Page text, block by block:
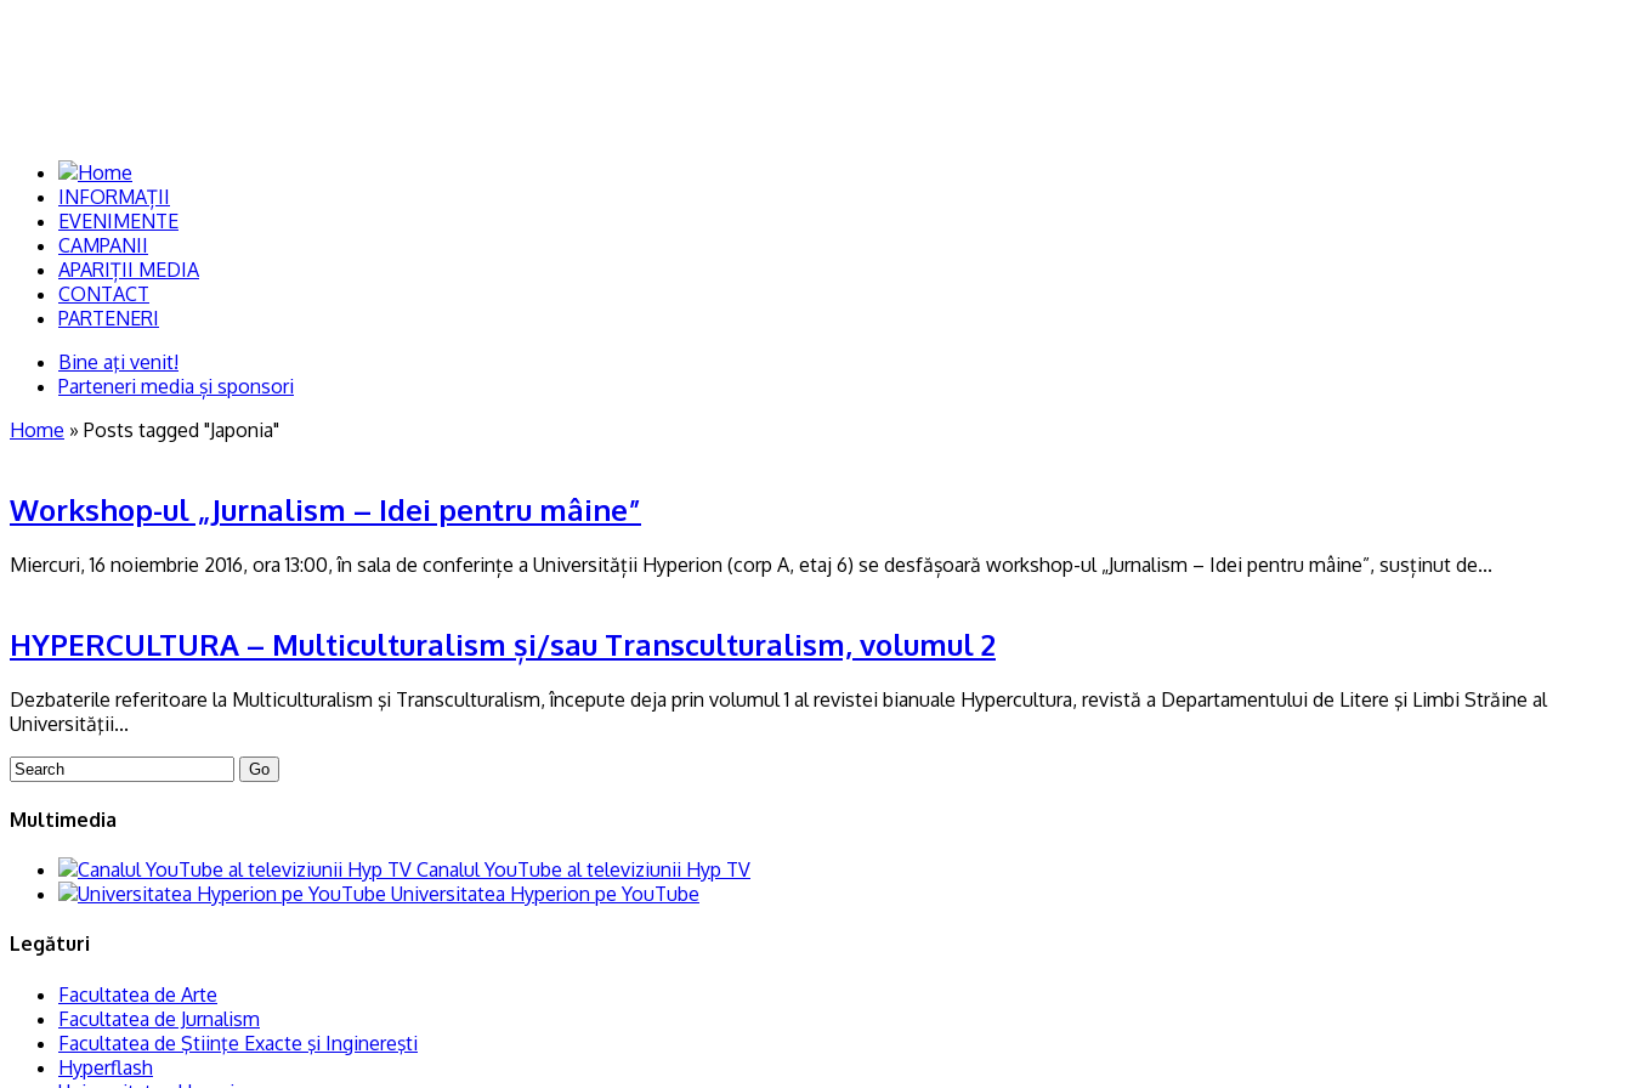
INFORMAȚII
EVENIMENTE
CAMPANII
APARIȚII MEDIA
CONTACT
PARTENERI
Bine aţi venit!
Parteneri media și sponsori
Home » Posts tagged "Japonia"
Workshop-ul „Jurnalism – Idei pentru mâine”
Miercuri, 16 noiembrie 2016, ora 13:00, în sala de conferințe a Universității Hyperion (corp A, etaj 6) se desfășoară workshop-ul „Jurnalism – Idei pentru mâine”, susținut de...
HYPERCULTURA – Multiculturalism și/sau Transculturalism, volumul 2
Dezbaterile referitoare la Multiculturalism şi Transculturalism, începute deja prin volumul 1 al revistei bianuale Hypercultura, revistă a Departamentului de Litere şi Limbi Străine al
Universităţii...
Multimedia
Canalul YouTube al televiziunii Hyp TV
Universitatea Hyperion pe YouTube
Legături
Facultatea de Arte
Facultatea de Jurnalism
Facultatea de Ştiinţe Exacte şi Inginereşti
Hyperflash